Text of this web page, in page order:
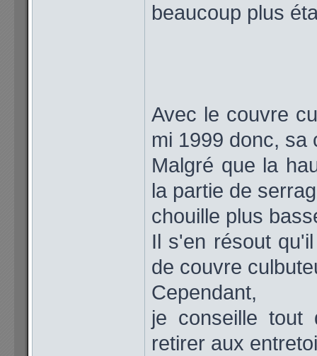
beaucoup plus
Avec le couvre
mi 1999 donc, sa
Malgré que la
la partie de
chouille plus
Il s'en résout
de couvre
Cependant,
je conseille
retirer aux